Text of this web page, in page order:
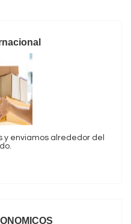
y enviamos alrededor del